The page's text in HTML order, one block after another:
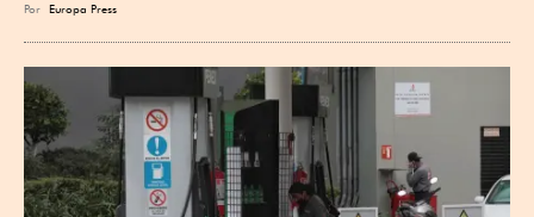
Por Europa Press